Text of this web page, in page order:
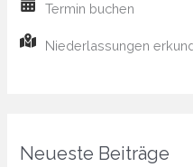
Termin buchen
Niederlassungen
Neueste Beiträge